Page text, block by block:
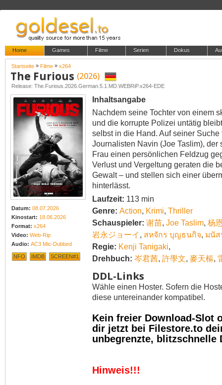
Home Games Filme Serien Dokus
Startseite » Filme » x264
The Furious (2026)
Release: The.Furious.2026.German.5.1.MD.WEBRiP.x264-EDE
Datum: 08.07.2026
Kinostart: 18.06.2026
Format: x264
Video: Web-Rip
Audio: AC3 Mic-Dubbed
NFO IMDB SCREEN#1
Inhaltsangabe
Nachdem seine Tochter von einem
und die korrupte Polizei untätig
selbst in die Hand. Auf seiner
Journalisten Navin (Joe Taslim),
Frau einen persönlichen Feldzug
Verlust und Vergeltung geraten die
Gewalt – und stellen sich einer
hinterlässt.
Laufzeit: 113 min
Genre: Action, Krimi, Thriller
Schauspieler: 谢苗, Joe Taslim, 杨
岩永ジョーイ , สหจักร บุญธนกิจ, มนัส
Regie: Kenji Tanigaki,
Drehbuch: 岑君茜, 許學文, 麥天樞,
DDL-Links
Wähle einen Hoster. Sofern die
diese untereinander kompatibel.
Kein freier Download-Slot
dir jetzt bei Filestore.to
unbegrenzte, blitzschnelle
Hinweis!!!